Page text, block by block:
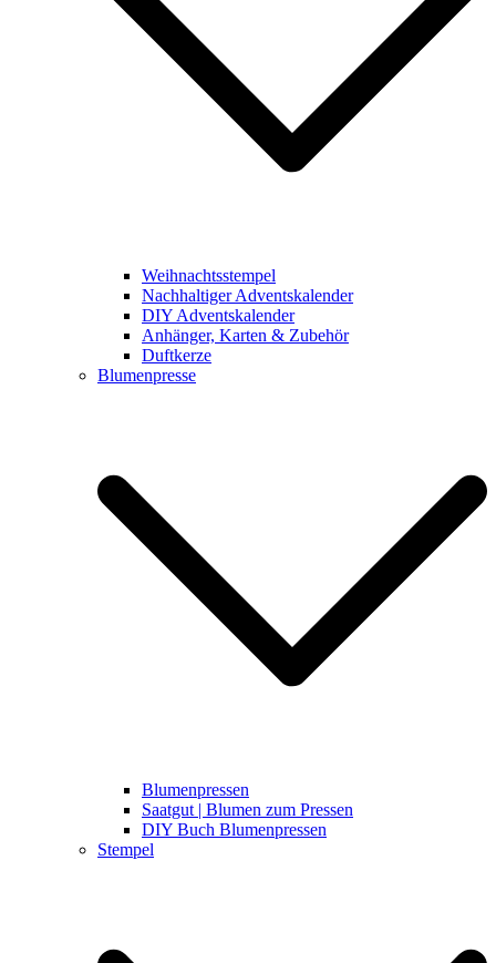
Weihnachtsstempel
Nachhaltiger Adventskalender
DIY Adventskalender
Anhänger, Karten & Zubehör
Duftkerze
Blumenpresse
Blumenpressen
Saatgut | Blumen zum Pressen
DIY Buch Blumenpressen
Stempel